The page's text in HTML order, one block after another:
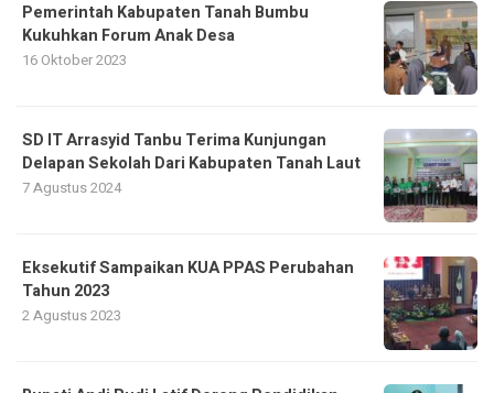
Pemerintah Kabupaten Tanah Bumbu
Kukuhkan Forum Anak Desa
16 Oktober 2023
SD IT Arrasyid Tanbu Terima Kunjungan
Delapan Sekolah Dari Kabupaten Tanah Laut
7 Agustus 2024
Eksekutif Sampaikan KUA PPAS Perubahan
Tahun 2023
2 Agustus 2023